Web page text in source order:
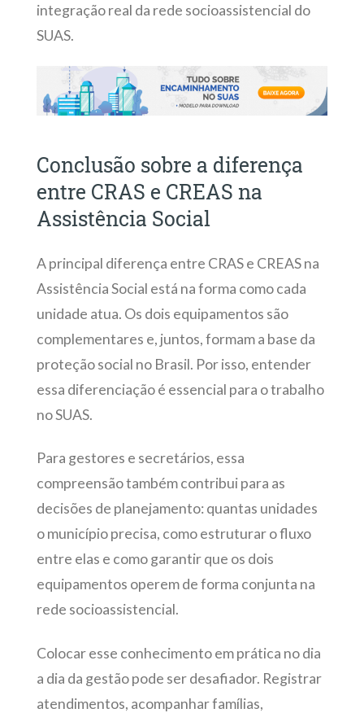
integração real da rede socioassistencial do
SUAS.
Conclusão sobre a diferença
entre CRAS e CREAS na
Assistência Social
A principal diferença entre CRAS e CREAS na
Assistência Social está na forma como cada
unidade atua. Os dois equipamentos são
complementares e, juntos, formam a base da
proteção social no Brasil. Por isso, entender
essa diferenciação é essencial para o trabalho
no SUAS.
Para gestores e secretários, essa
compreensão também contribui para as
decisões de planejamento: quantas unidades
o município precisa, como estruturar o fluxo
entre elas e como garantir que os dois
equipamentos operem de forma conjunta na
rede socioassistencial.
Colocar esse conhecimento em prática no dia
a dia da gestão pode ser desafiador. Registrar
atendimentos, acompanhar famílias,